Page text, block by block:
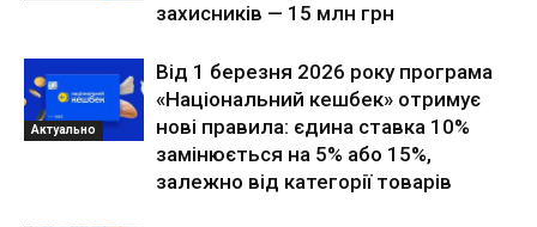
захисників — 15 млн грн
Актуально
Від 1 березня 2026 року програма
«Національний кешбек» отримує
нові правила: єдина ставка 10%
замінюється на 5% або 15%,
залежно від категорії товарів